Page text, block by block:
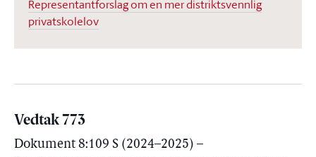
Representantforslag om en mer distriktsvennlig
privatskolelov
Vedtak 773
Dokument 8:109 S (2024–2025) –